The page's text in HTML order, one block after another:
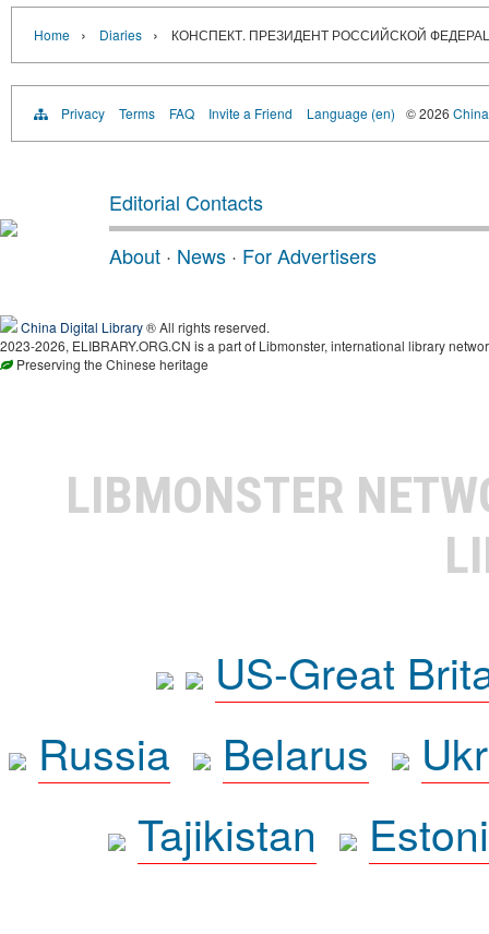
Home › Diaries › КОНСПЕКТ. ПРЕЗИДЕНТ РОССИЙСКОЙ
Privacy Terms FAQ Invite a Friend Language (en) © 2026
Editorial Contacts
About · News · For Advertisers
China Digital Library® All rights reserved.
2023-2026, ELIBRARY.ORG.CN is a part of Libmonster, international library
Preserving the Chinese heritage
LIBMONSTER
US-Great
Russia
Belarus
Tajikistan